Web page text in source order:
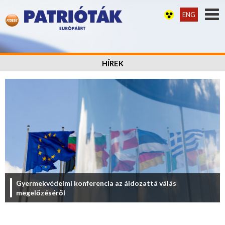
ENG
HÍREK
Gyermekvédelmi konferencia az áldozattá válás
megelőzéséről